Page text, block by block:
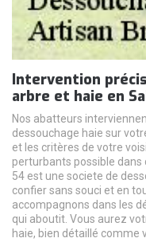
Intervention
arbre et haie en
Nos abatteurs
dessouchage haie sur
et les critères de votre
perturbants possible dans
54 est une societe de
confier sans souci et en
accompagnons dans les
qui aboutit. Vous aurez
haie, bien détaillé comme